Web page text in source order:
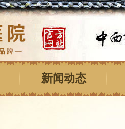
新闻动态